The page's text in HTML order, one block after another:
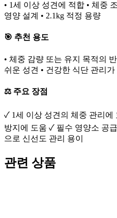
• 1세 이상 성견에 적합 • 체중
영양 설계 • 2.1kg 적정 용량
🎯 추천 용도
• 체중 감량 또는 유지 목적의
쉬운 성견 • 건강한 식단 관리
⚖️ 주요 장점
✓ 1세 이상 성견의 체중 관리에
방지에 도움 ✓ 필수 영양소 공
으로 신선도 관리 용이
관련 상품